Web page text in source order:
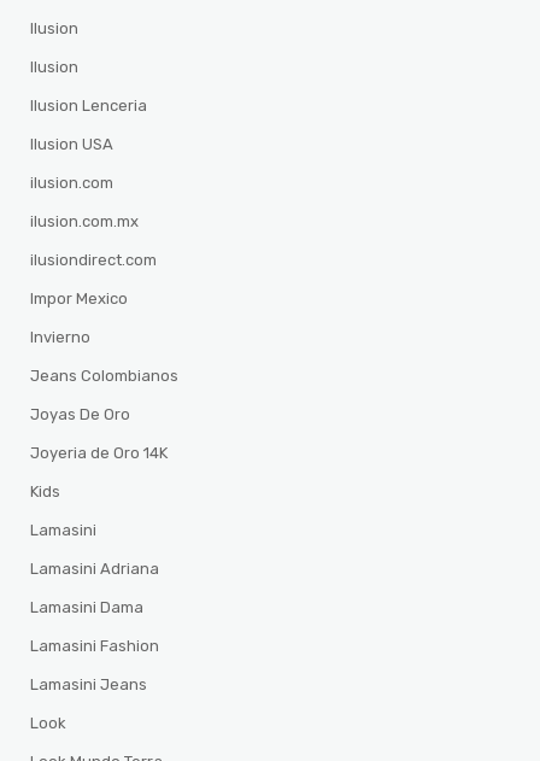
Ilusion
Ilusion
Ilusion Lenceria
Ilusion USA
ilusion.com
ilusion.com.mx
ilusiondirect.com
Impor Mexico
Invierno
Jeans Colombianos
Joyas De Oro
Joyeria de Oro 14K
Kids
Lamasini
Lamasini Adriana
Lamasini Dama
Lamasini Fashion
Lamasini Jeans
Look